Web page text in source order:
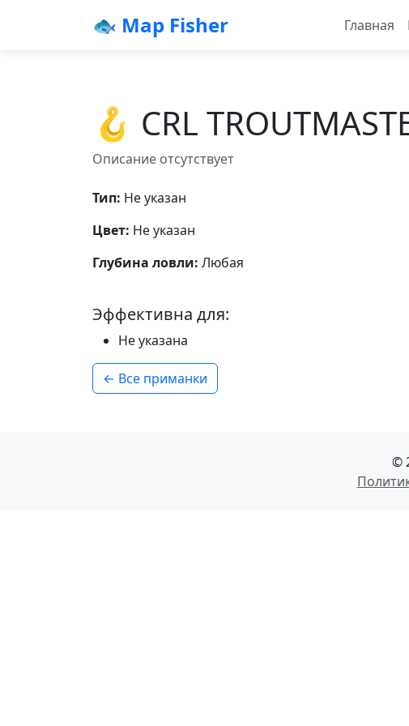
🐟 Map Fisher Главная
🪝 CRL
Описание отсутствует
Тип: Не указан
Цвет: Не указан
Глубина ловли: Любая
Эффективна для:
Не указана
← Все приманки
©